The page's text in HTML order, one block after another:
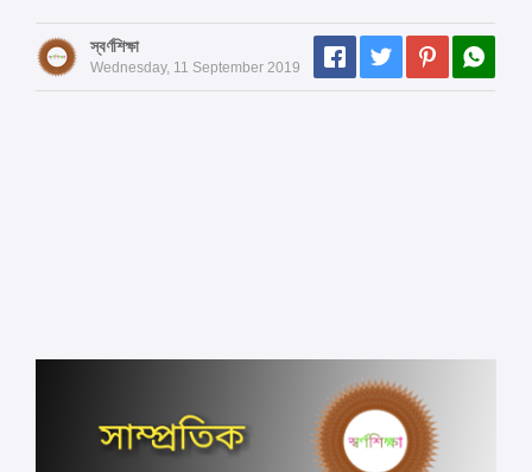
স্বর্ণশিক্ষা
Wednesday, 11 September 2019